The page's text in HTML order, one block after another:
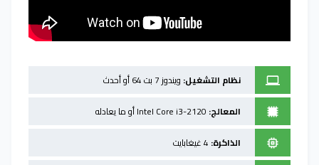
نظام التشغيل: ويندوز 7 بت 64 أو أحدث
المعالج:
الذاكرة: